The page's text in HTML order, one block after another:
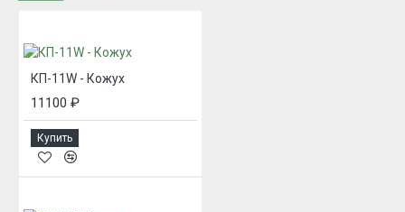
КП-11W - Кожух
11100 ₽
Купить